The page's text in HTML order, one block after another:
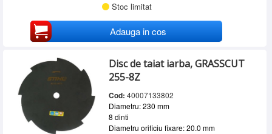
Stoc limitat
Adauga in cos
Disc de taiat iarba, GRASSCUT
255-8Z
Cod: 40007133802
Diametru: 230 mm
8 dinti
Diametru orificiu fixare: 20.0 mm